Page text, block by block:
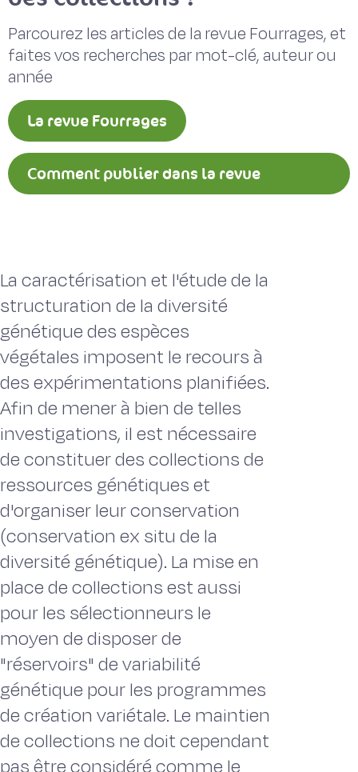
Parcourez les articles de la revue Fourrages, et
faites vos recherches par mot-clé, auteur ou
année
La revue Fourrages
Comment publier dans la revue
La caractérisation et l'étude de la
structuration de la diversité
génétique des espèces
végétales imposent le recours à
des expérimentations planifiées.
Afin de mener à bien de telles
investigations, il est nécessaire
de constituer des collections de
ressources génétiques et
d'organiser leur conservation
(conservation ex situ de la
diversité génétique). La mise en
place de collections est aussi
pour les sélectionneurs le
moyen de disposer de
"réservoirs" de variabilité
génétique pour les programmes
de création variétale. Le maintien
de collections ne doit cependant